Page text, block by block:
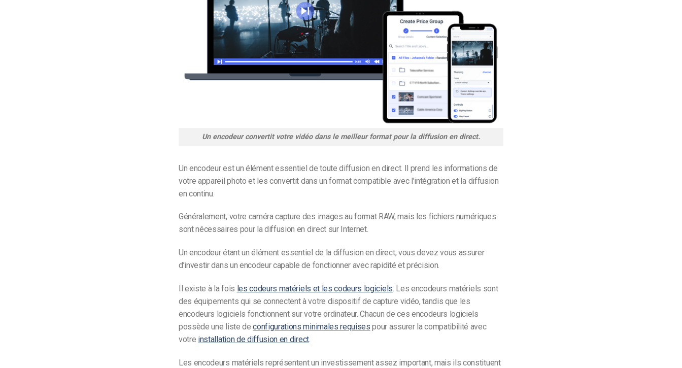
Un encodeur convertit votre vidéo dans le meilleur format pour la diffusion en direct.
Un encodeur est un élément essentiel de toute diffusion en direct. Il prend les informations de
votre appareil photo et les convertit dans un format compatible avec l’intégration et la diffusion
en continu.
Généralement, votre caméra capture des images au format RAW, mais les fichiers numériques
sont nécessaires pour la diffusion en direct sur Internet.
Un encodeur étant un élément essentiel de la diffusion en direct, vous devez vous assurer
d’investir dans un encodeur capable de fonctionner avec rapidité et précision.
Il existe à la fois les codeurs matériels et les codeurs logiciels. Les encodeurs matériels sont
des équipements qui se connectent à votre dispositif de capture vidéo, tandis que les
encodeurs logiciels fonctionnent sur votre ordinateur. Chacun de ces encodeurs logiciels
possède une liste deconfigurations minimales requises pour assurer la compatibilité avec
votre installation de diffusion en direct.
Les encodeurs matériels représentent un investissement assez important, mais ils constituent